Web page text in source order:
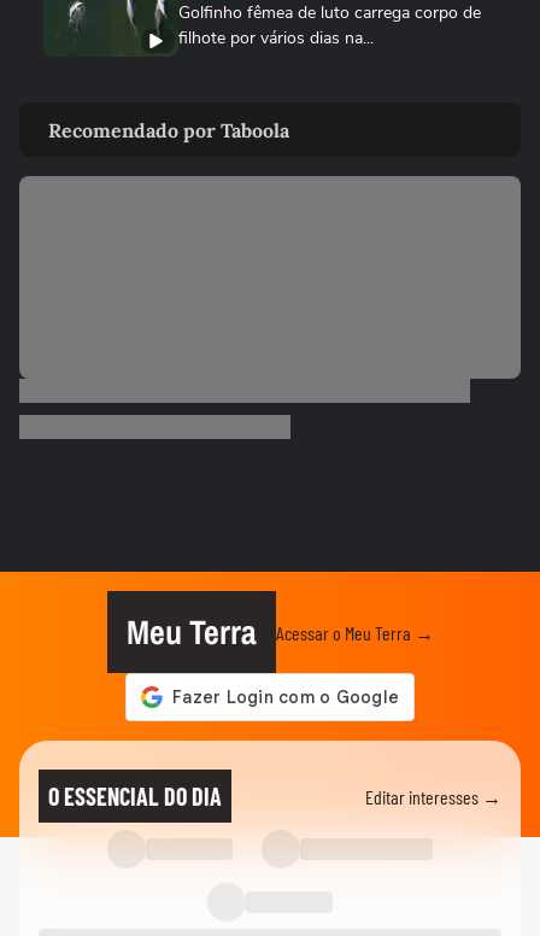
Golfinho fêmea de luto carrega corpo de
filhote por vários dias na...
explode e lança homem contra...
FUTEBOL
chamas após ataques em Ormuz
Lula diz que não é ‘louco’ de brigar com
China e EUA: ‘Quero...
No Japão, Zico tranquiliza fãs após
terremoto de grandes...
Lula critica sistema de saúde dos EUA ao
Recomendado por Taboola
Meu Terra Acessar o Meu Terra →
O ESSENCIAL DO DIA Editar interesses →